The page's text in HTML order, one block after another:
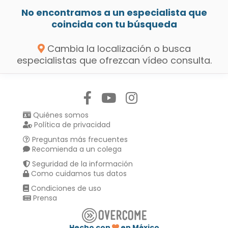
No encontramos a un especialista que
coincida con tu búsqueda
Cambia la localización o busca
especialistas que ofrezcan vídeo consulta.
Quiénes somos
Política de privacidad
Preguntas más frecuentes
Recomienda a un colega
Seguridad de la información
Como cuidamos tus datos
Condiciones de uso
Prensa